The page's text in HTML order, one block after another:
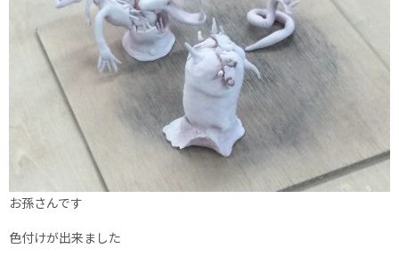
お孫さんです
色付けが出来ました